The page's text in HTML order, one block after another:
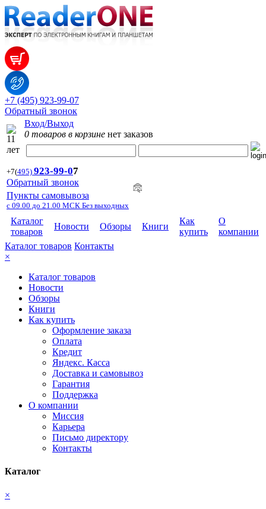
+7 (495) 923-99-07
Обратный звонок
Вход/Выход
0 товаров в корзине нет заказов
+7(495) 923-99-07
Обратный звонок
Пункты самовывоза
с 09.00 до 21.00 МСК Без выходных
Каталог
товаров
Новости Обзоры Книги
Как
купить
О
компании
Каталог товаров Контакты
×
Каталог товаров
Новости
Обзоры
Книги
Как купить
Оформление заказа
Оплата
Кредит
Яндекс. Касса
Доставка и самовывоз
Гарантия
Поддержка
О компании
Миссия
Карьера
Письмо директору
Контакты
Каталог
×